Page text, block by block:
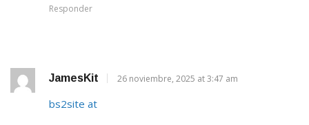
Responder
JamesKit 26 noviembre, 2025 at 3:47 am
bs2site at